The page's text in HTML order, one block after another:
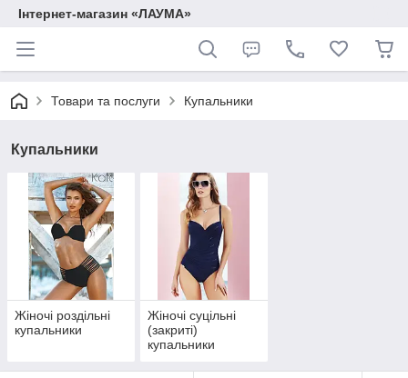
Інтернет-магазин «ЛАУМА»
Товари та послуги Купальники
Купальники
Жіночі роздільні
купальники
Жіночі суцільні
(закриті)
купальники